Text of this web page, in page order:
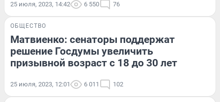
25 июля, 2023, 14:42 6 550 76
ОБЩЕСТВО
Матвиенко: сенаторы поддержат
решение Госдумы увеличить
призывной возраст с 18 до 30 лет
25 июля, 2023, 12:01 6 011 102